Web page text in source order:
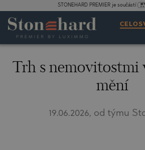
STONEHARD PREMIER je součástí
Trh s nemovitostmi
mění
19.06.2026, od týmu